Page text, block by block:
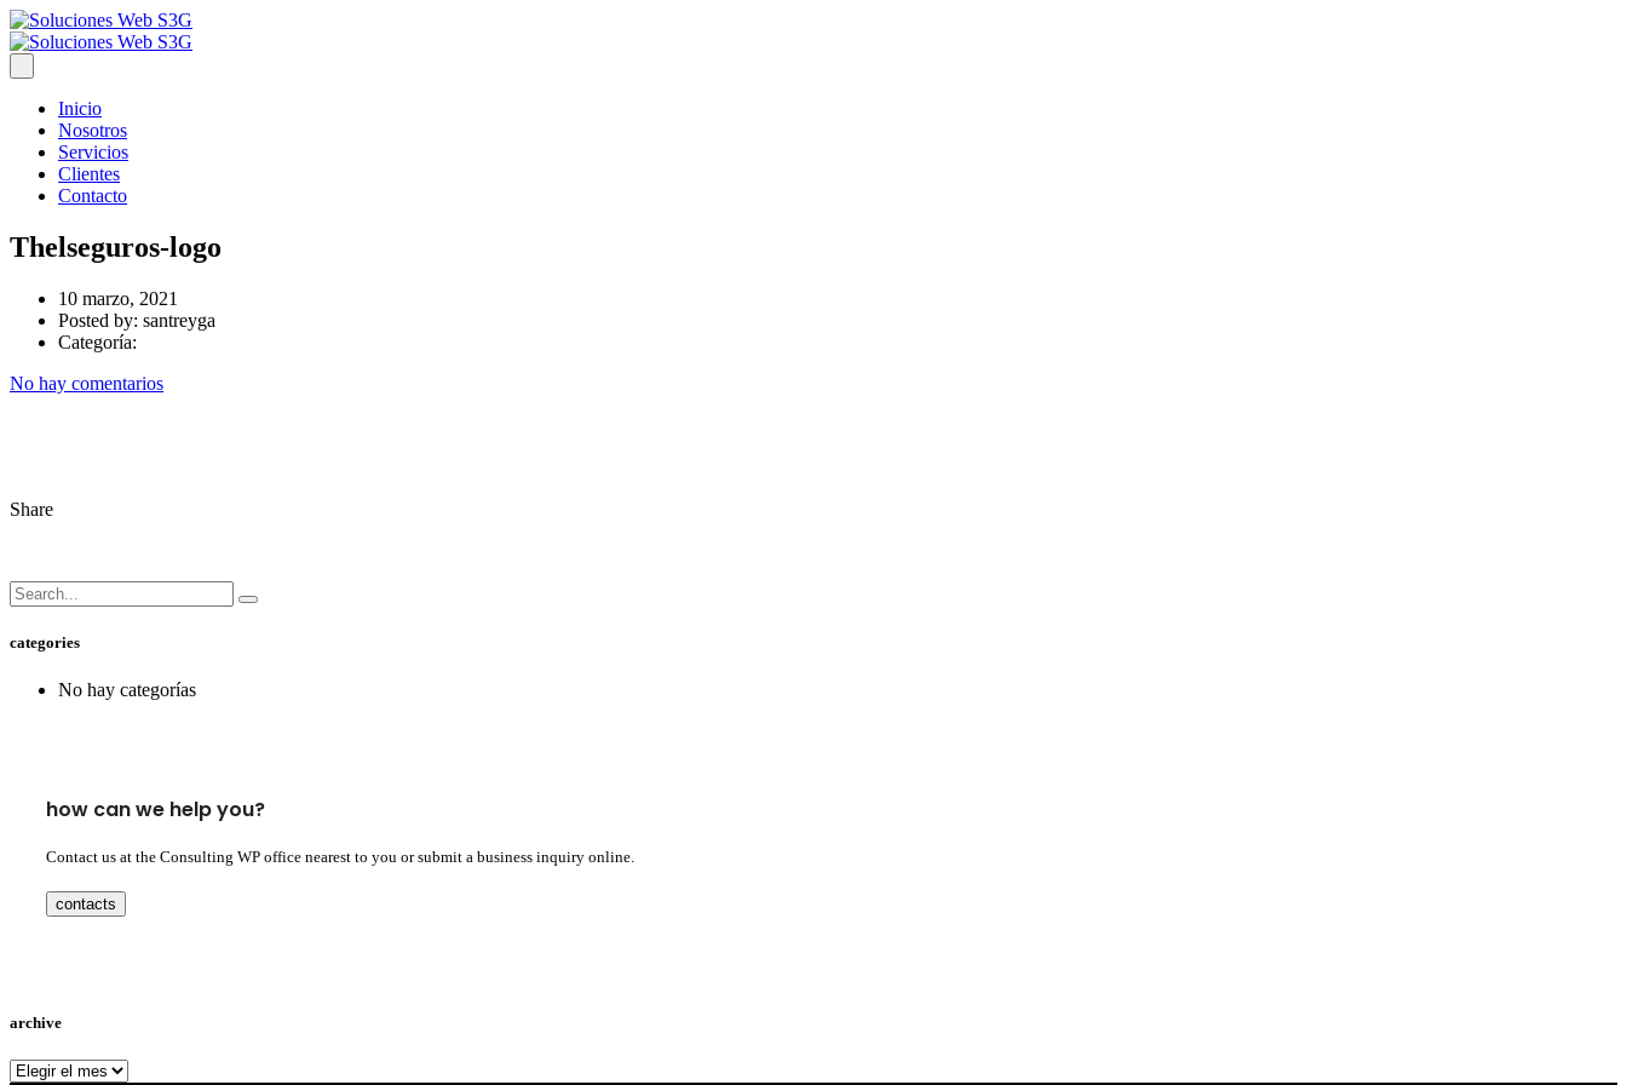
Inicio
Nosotros
Servicios
Clientes
Contacto
Thelseguros-logo
10 marzo, 2021
Posted by: santreyga
Categoría:
No hay comentarios
Share
categories
No hay categorías
how can we help you?
Contact us at the Consulting WP office nearest to you or submit a business inquiry online.
contacts
archive
archive